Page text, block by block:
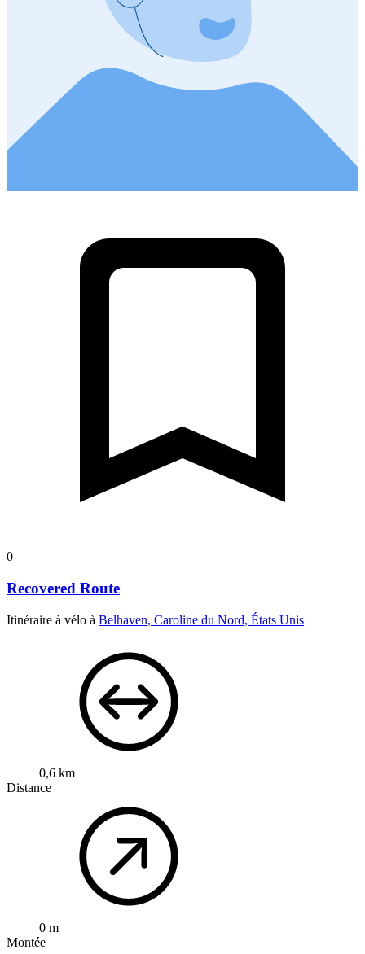
0
Recovered Route
Itinéraire à vélo à Belhaven, Caroline du Nord, États Unis
0,6 km
Distance
0 m
Montée